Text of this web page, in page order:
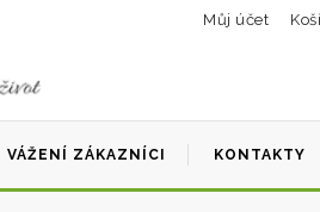
Můj účet
VÁŽENÍ ZÁKAZNÍCI KONTAKTY